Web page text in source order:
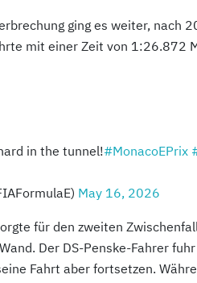
ging es weiter, nach
mit einer Zeit von 1:26.872
in the tunnel!#MonacoEPrix
May 16, 2026
für den zweiten
Der DS-Penske-Fahrer
Fahrt aber fortsetzen.